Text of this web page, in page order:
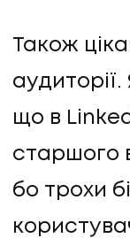
Також
що в
старшого
бо трохи